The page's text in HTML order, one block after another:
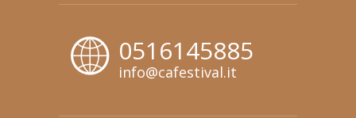
0516145885
info@cafestival.it